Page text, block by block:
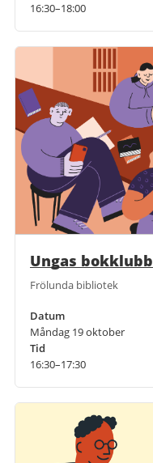
16:30–18:00
Ungas bokklubb
Frölunda bibliotek
Datum
Måndag 19 oktober
Tid
16:30–17:30